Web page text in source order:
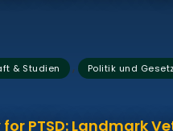
& Studien , Politik und
PTSD: Landmark